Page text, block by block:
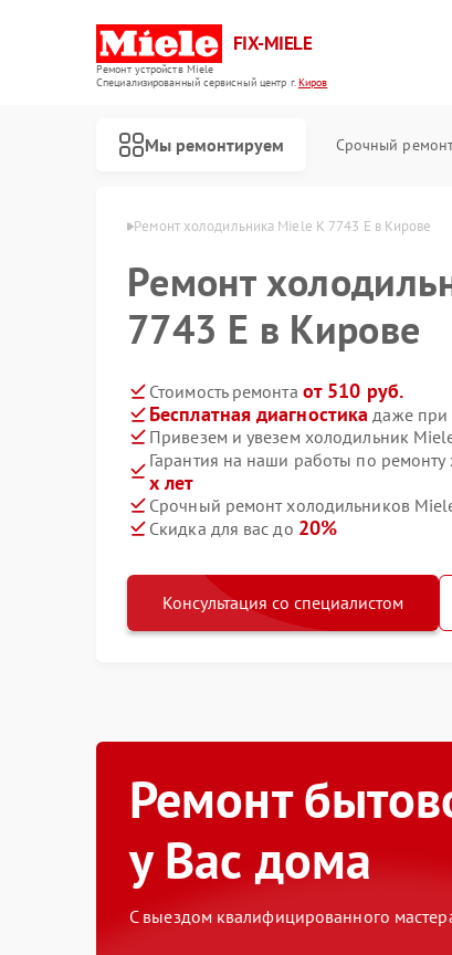
FIX-MIELE
Ремонт устройств Miele
Специализированный cервисный центр г.Киров
Мы ремонтируем Срочный
Miele в Кирове Ремонт холодильника Miele K 7743 E в Кирове
Ремонт
7743 E в Кирове
Стоимость ремонта от 510 руб.
Бесплатная диагностика даже при
Привезем и увезем холодильник
Гарантия на наши работы по
х лет
Срочный ремонт холодильников
Скидка для вас до 20%
Консультация со специалистом
Ремонт
у Вас дома
С выездом квалифицированного